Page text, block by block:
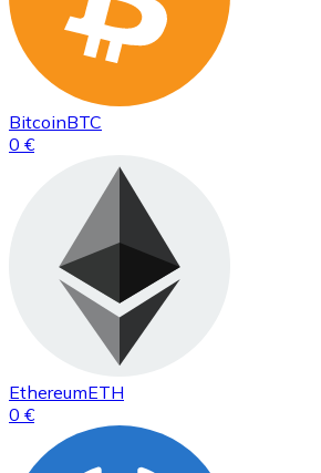
BitcoinBTC
0 €
EthereumETH
0 €